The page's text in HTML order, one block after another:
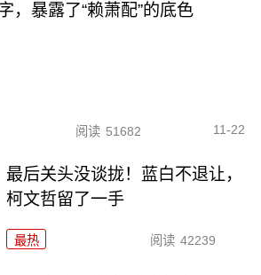
，暴露了“赖萧配”的底色
阅读 51682 11-22
最后关头没谈拢！蓝白不退让，
柯文哲留了一手
最热 阅读 42239